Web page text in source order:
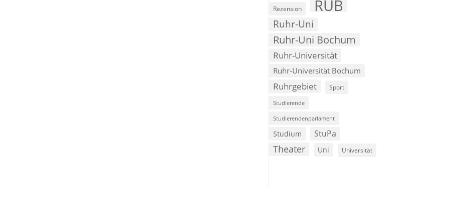
Rezension RUB
Ruhr-Uni
Ruhr-Uni Bochum
Ruhr-Universität
Ruhr-Universität Bochum
Ruhrgebiet Sport
Studierende
Studierendenparlament
Studium StuPa
Theater Uni Universität